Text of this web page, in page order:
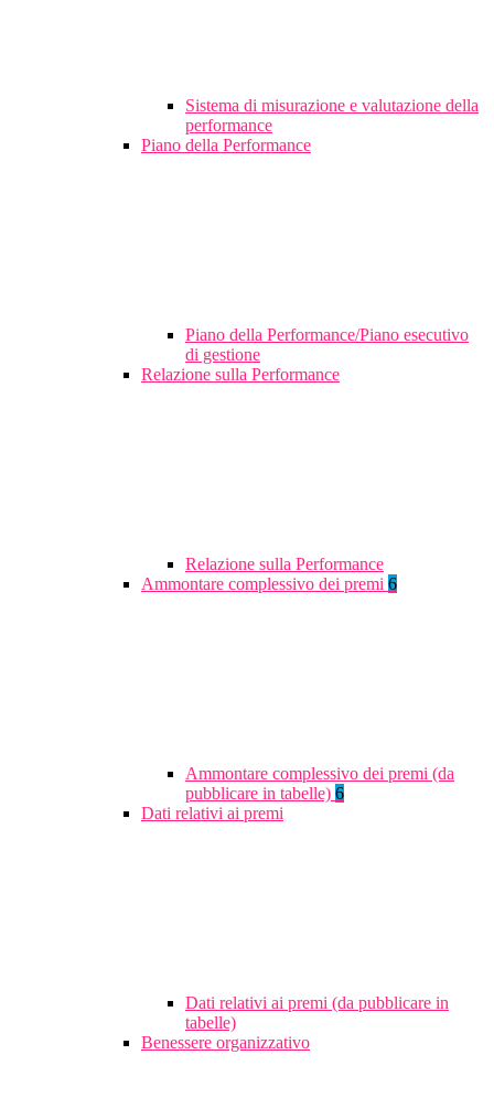
Sistema di misurazione e valutazione della
performance
Piano della Performance
Piano della Performance/Piano esecutivo
di gestione
Relazione sulla Performance
Relazione sulla Performance
Ammontare complessivo dei premi 6
Ammontare complessivo dei premi (da
pubblicare in tabelle) 6
Dati relativi ai premi
Dati relativi ai premi (da pubblicare in
tabelle)
Benessere organizzativo